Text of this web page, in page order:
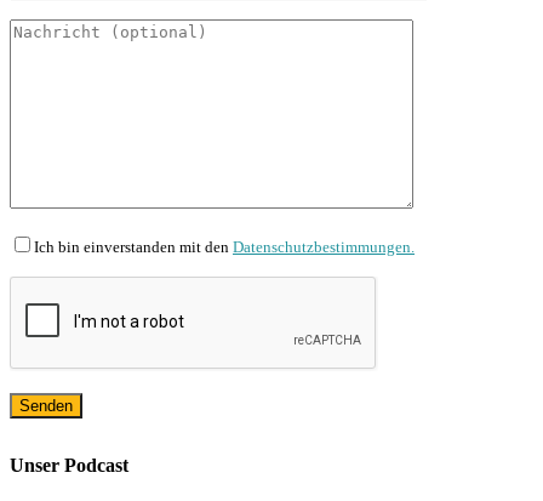
Ich bin einverstanden mit den Datenschutzbestimmungen.
Unser Podcast